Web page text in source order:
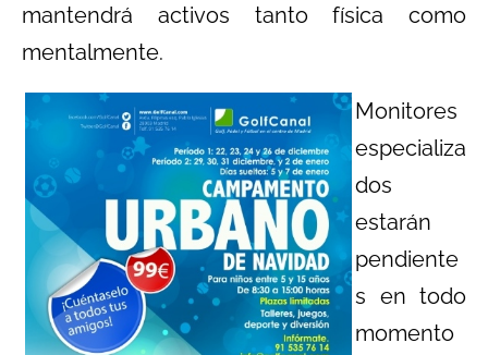
mantendrá activos tanto física como
mentalmente.
Monitores
especializa
dos
estarán
pendiente
s en todo
momento